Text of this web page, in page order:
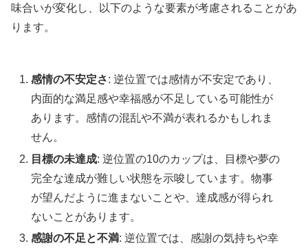
味合いが変化し、以下のような要素が考慮されることがあ
ります。
感情の不安定さ: 逆位置では感情が不安定であり、
内面的な満足感や幸福感が不足している可能性が
あります。感情の混乱や不満が表れるかもしれま
せん。
目標の未達成: 逆位置の10のカップは、目標や夢の
完全な達成が難しい状態を示唆しています。物事
が望んだように進まないことや、達成感が得られ
ないことがあります。
感謝の不足と不満: 逆位置では、感謝の気持ちや幸